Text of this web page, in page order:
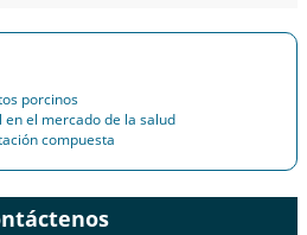
porcinos
el mercado de la salud
compuesta